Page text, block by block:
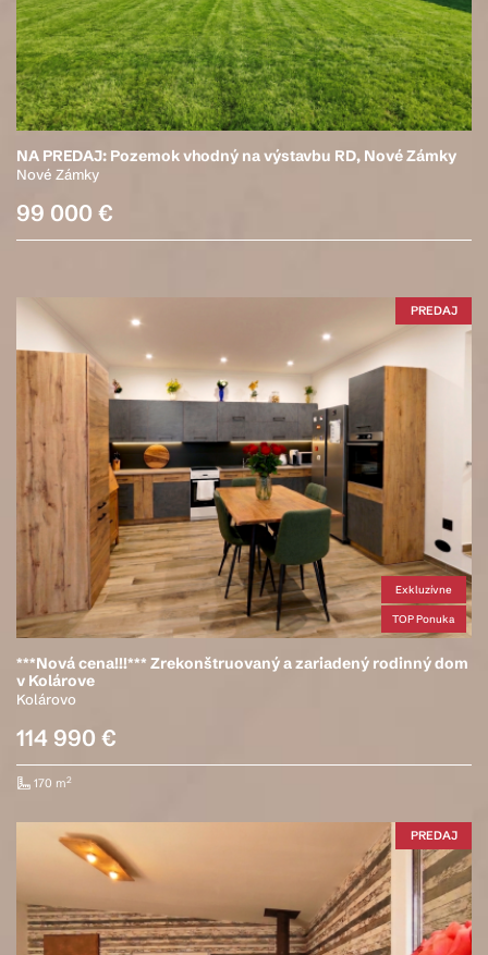
NA PREDAJ: Pozemok vhodný na výstavbu RD, Nové Zámky
Nové Zámky
99 000 €
PREDAJ
Exkluzívne
TOP Ponuka
***Nová cena!!!*** Zrekonštruovaný a zariadený rodinný dom
v Kolárove
Kolárovo
114 990 €
170 m2
PREDAJ